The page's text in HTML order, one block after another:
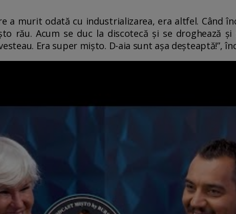
a murit odată cu industrializarea, era altfel. Când
rău. Acum se duc la discotecă și se droghează
Era super mișto. D-aia sunt așa deșteaptă!”,